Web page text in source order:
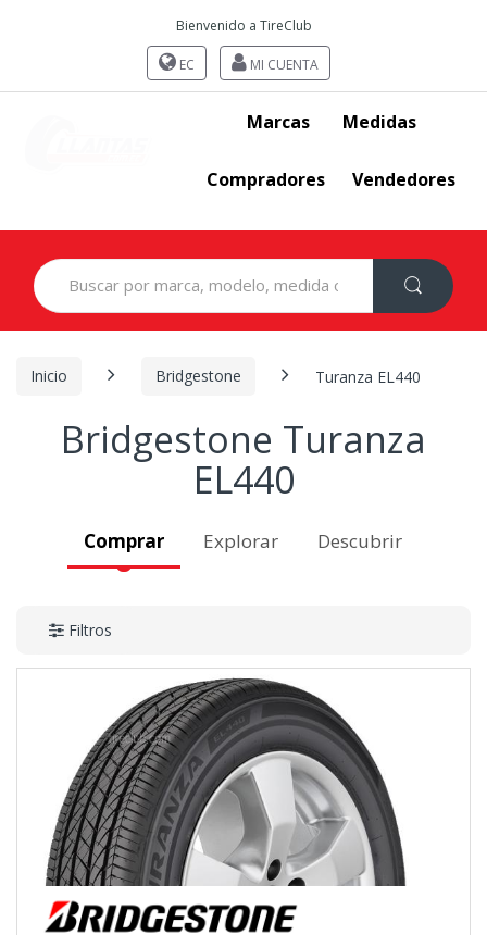
Bienvenido a TireClub
EC MI CUENTA
Marcas Medidas
Compradores Vendedores
Search
for:
Inicio Bridgestone Turanza EL440
Bridgestone Turanza
EL440
Comprar Explorar Descubrir
Filtros